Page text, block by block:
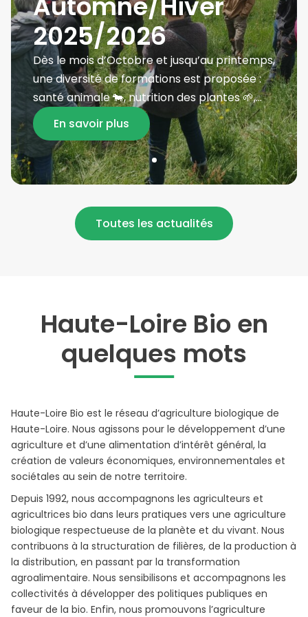
2025/2026
Dès le mois d’Octobre et jusqu’au printemps,
une diversité de formations est proposée :
santé animale 🐄, nutrition des plantes 🌱,
météo ⛅, prix de revient 💰, zythologie 🍻 ….
[…]
En savoir plus
Toutes les actualités
Haute-Loire Bio en
quelques mots
Haute-Loire Bio est le réseau d’agriculture biologique de
Haute-Loire. Nous agissons pour le développement d’une
agriculture et d’une alimentation d’intérêt général, la
création de valeurs économiques, environnementales et
sociétales au sein de notre territoire.
Depuis 1992, nous accompagnons les agriculteurs et
agricultrices bio dans leurs pratiques vers une agriculture
biologique respectueuse de la planète et du vivant. Nous
contribuons à la structuration de filières, de la production à
la distribution, en passant par la transformation
agroalimentaire. Nous sensibilisons et accompagnons les
collectivités à développer des politiques publiques en
faveur de la bio. Enfin, nous promouvons l’agriculture